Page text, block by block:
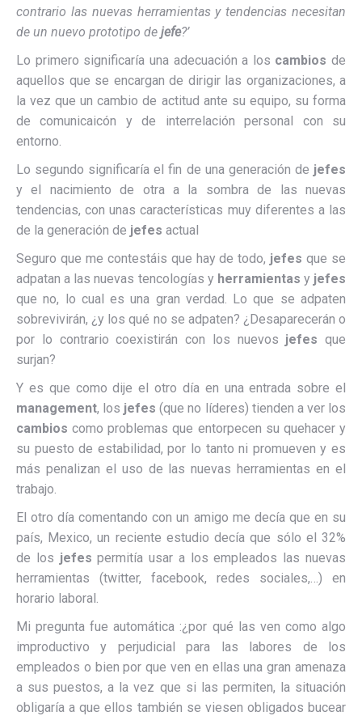
contrario las nuevas herramientas y tendencias necesitan
de un nuevo prototipo de jefe?’
Lo primero significaría una adecuación a los cambios de
aquellos que se encargan de dirigir las organizaciones, a
la vez que un cambio de actitud ante su equipo, su forma
de comunicaicón y de interrelación personal con su
entorno.
Lo segundo significaría el fin de una generación de jefes
y el nacimiento de otra a la sombra de las nuevas
tendencias, con unas características muy diferentes a las
de la generación de jefes actual
Seguro que me contestáis que hay de todo, jefes que se
adpatan a las nuevas tencologías y herramientas y jefes
que no, lo cual es una gran verdad. Lo que se adpaten
sobrevivirán, ¿y los qué no se adpaten? ¿Desaparecerán o
por lo contrario coexistirán con los nuevos jefes que
surjan?
Y es que como dije el otro día en una entrada sobre el
management, los jefes (que no líderes) tienden a ver los
cambios como problemas que entorpecen su quehacer y
su puesto de estabilidad, por lo tanto ni promueven y es
más penalizan el uso de las nuevas herramientas en el
trabajo.
El otro día comentando con un amigo me decía que en su
país, Mexico, un reciente estudio decía que sólo el 32%
de los jefes permitía usar a los empleados las nuevas
herramientas (twitter, facebook, redes sociales,…) en
horario laboral.
Mi pregunta fue automática :¿por qué las ven como algo
improductivo y perjudicial para las labores de los
empleados o bien por que ven en ellas una gran amenaza
a sus puestos, a la vez que si las permiten, la situación
obligaría a que ellos también se viesen obligados bucear